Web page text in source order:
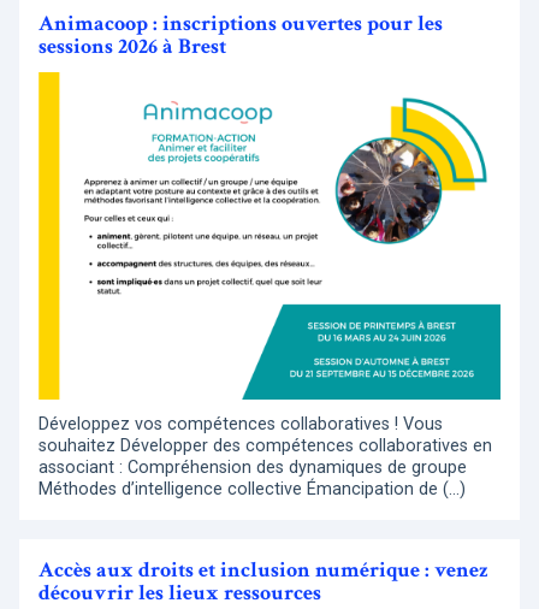
Animacoop : inscriptions ouvertes pour les
sessions 2026 à Brest
Développez vos compétences collaboratives ! Vous
souhaitez Développer des compétences collaboratives en
associant : Compréhension des dynamiques de groupe
Méthodes d’intelligence collective Émancipation de (…)
Accès aux droits et inclusion numérique : venez
découvrir les lieux ressources